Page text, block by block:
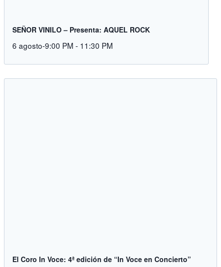
SEÑOR VINILO – Presenta: AQUEL ROCK
6 agosto-9:00 PM - 11:30 PM
El Coro In Voce: 4ª edición de “In Voce en Concierto”